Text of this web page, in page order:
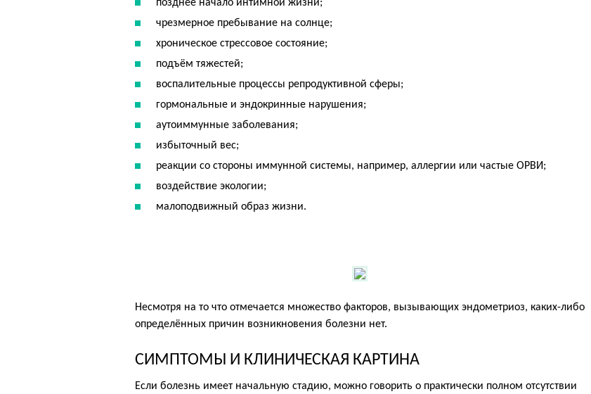
позднее начало интимной жизни;
чрезмерное пребывание на солнце;
хроническое стрессовое состояние;
подъём тяжестей;
воспалительные процессы репродуктивной сферы;
гормональные и эндокринные нарушения;
аутоиммунные заболевания;
избыточный вес;
реакции со стороны иммунной системы, например, аллергии или частые ОРВИ;
воздействие экологии;
малоподвижный образ жизни.
Несмотря на то что отмечается множество факторов, вызывающих эндометриоз, каких-либо
определённых причин возникновения болезни нет.
СИМПТОМЫ И КЛИНИЧЕСКАЯ КАРТИНА
Если болезнь имеет начальную стадию, можно говорить о практически полном отсутствии